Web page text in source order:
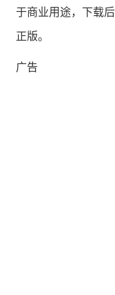
于商业用途，下载
正版。
广告